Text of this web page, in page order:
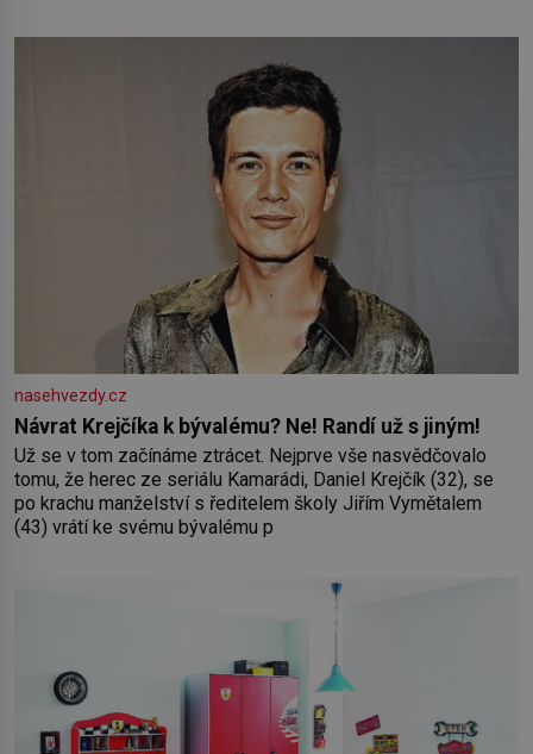
ohromí nejen svými plážemi s bílým pískem jako v Karibiku,
ale i divokou krajinou, také bohatou historií i luxusem.Zjistěte,
nasehvezdy.cz
Návrat Krejčíka k bývalému? Ne! Randí už s jiným!
Už se v tom začínáme ztrácet. Nejprve vše nasvědčovalo
tomu, že herec ze seriálu Kamarádi, Daniel Krejčík (32), se
po krachu manželství s ředitelem školy Jiřím Vymětalem
(43) vrátí ke svému bývalému p